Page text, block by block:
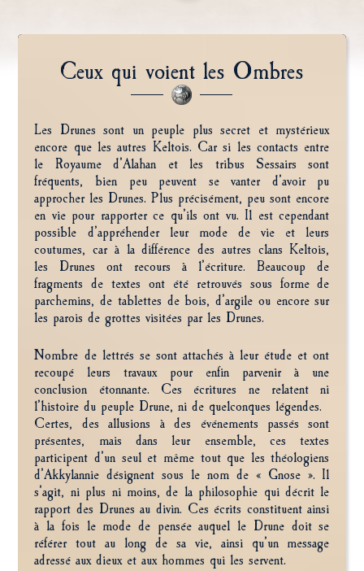
Ceux qui voient les Ombres
Les Drunes sont un peuple plus secret et mystérieux
encore que les autres Keltois. Car si les contacts entre
le Royaume d’Alahan et les tribus Sessairs sont
fréquents, bien peu peuvent se vanter d’avoir pu
approcher les Drunes. Plus précisément, peu sont encore
en vie pour rapporter ce qu’ils ont vu. Il est cependant
possible d’appréhender leur mode de vie et leurs
coutumes, car à la différence des autres clans Keltois,
les Drunes ont recours à l’écriture. Beaucoup de
fragments de textes ont été retrouvés sous forme de
parchemins, de tablettes de bois, d’argile ou encore sur
les parois de grottes visitées par les Drunes.
Nombre de lettrés se sont attachés à leur étude et ont
recoupé leurs travaux pour enfin parvenir à une
conclusion étonnante. Ces écritures ne relatent ni
l’histoire du peuple Drune, ni de quelconques légendes.
Certes, des allusions à des événements passés sont
présentes, mais dans leur ensemble, ces textes
participent d’un seul et même tout que les théologiens
d’Akkylannie désignent sous le nom de « Gnose ». Il
s’agit, ni plus ni moins, de la philosophie qui décrit le
rapport des Drunes au divin. Ces écrits constituent ainsi
à la fois le mode de pensée auquel le Drune doit se
référer tout au long de sa vie, ainsi qu’un message
adressé aux dieux et aux hommes qui les servent.